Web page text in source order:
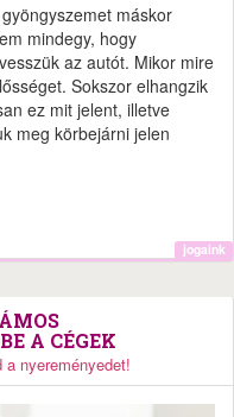
máskor
mindegy, hogy
az autót. Mikor mire
Sokszor elhangzik
ez mit jelent, illetve
meg körbejárni jelen
jogaink
A CÉGEK
nyereményedet!